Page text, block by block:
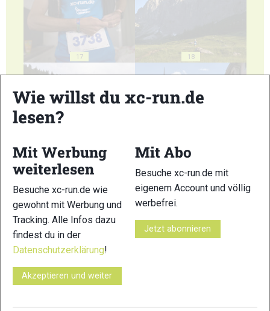
17 18
22
Wie willst du xc-run.de
lesen?
Mit Werbung
weiterlesen
Besuche xc-run.de wie
gewohnt mit Werbung und
Tracking. Alle Infos dazu
findest du in der
Datenschutzerklärung!
Akzeptieren und weiter
Mit Abo
Besuche xc-run.de mit
eigenem Account und völlig
werbefrei.
Jetzt abonnieren